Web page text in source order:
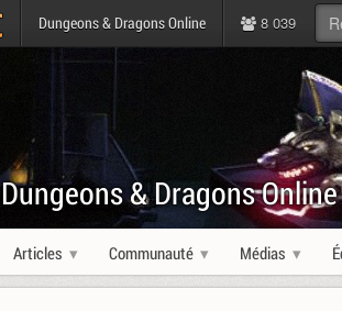
Dungeons & Dragons Online 8 039
Dungeons & Dragons Online
Articles Communauté Médias